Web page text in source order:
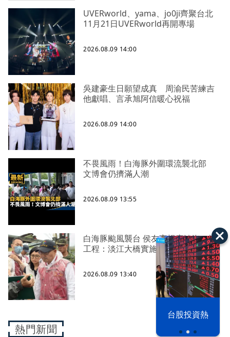
台股投資熱
UVERworld、yama、jo0ji齊聚台北
11月21日UVERworld再開專場
2026.08.09 14:00
吳建豪生日願望成真 周渝民苦練吉
他獻唱、言承旭阿信暖心祝福
2026.08.09 14:00
不畏風雨！白海豚外圍環流襲北部
文博會仍擠滿人潮
2026.08.09 13:55
白海豚颱風襲台 侯友宜視察淡海二期
工程：淡江大橋實施管制
2026.08.09 13:40
熱門新聞